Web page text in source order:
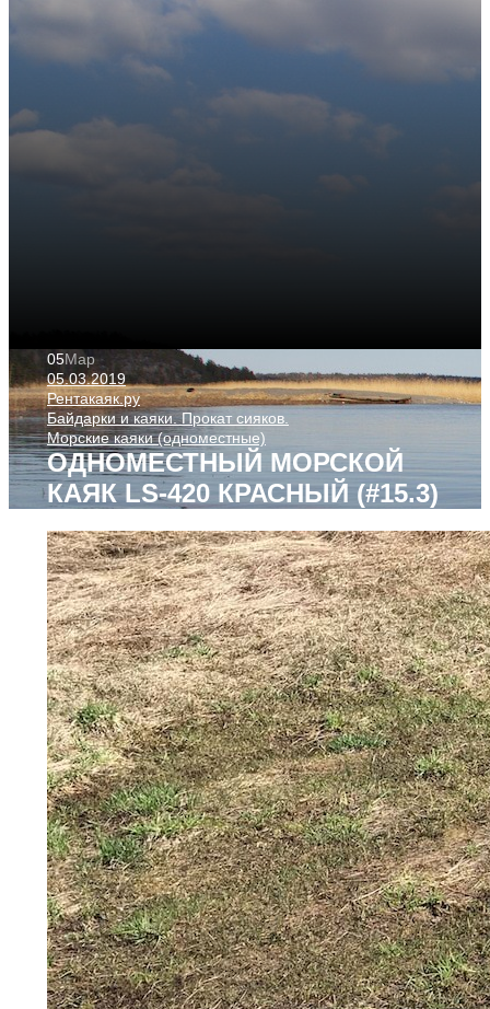
05Мар
05.03.2019
Рентакаяк.ру
Байдарки и каяки. Прокат сияков.
Морские каяки (одноместные)
ОДНОМЕСТНЫЙ МОРСКОЙ
КАЯК LS-420 КРАСНЫЙ (#15.3)